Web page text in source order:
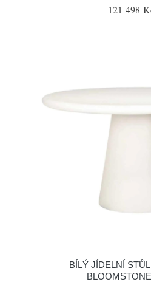
121 498
BÍLÝ JÍDELNÍ